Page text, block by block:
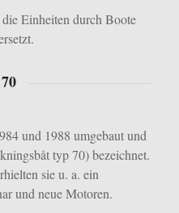
Einheiten durch Boote
und 1988 umgebaut und
typ 70) bezeichnet.
sie u. a. ein
und neue Motoren.